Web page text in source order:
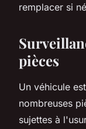
remplacer si
pièces
Un véhicule
nombreuses
sujettes à